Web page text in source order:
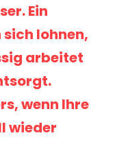
Ein
sich lohnen,
arbeitet
wenn Ihre
wieder